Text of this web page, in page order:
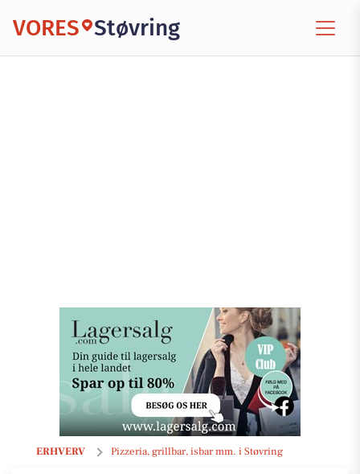
VORES Støvring
ERHVERV Pizzeria, grillbar, isbar mm. i Støvring
Grill Haus